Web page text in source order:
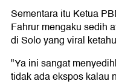
Sementara itu Ketua
Fahrur mengaku sedih
di Solo yang viral
"Ya ini sangat
tidak ada ekspos kalau